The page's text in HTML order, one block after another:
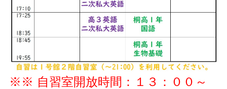
※※ 自習室開放時間：１３：００～